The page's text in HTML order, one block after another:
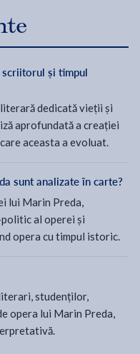
și timpul
dedicată vieții și
aprofundată a creației
aceasta a evoluat.
sunt analizate în carte?
lui Marin Preda,
al operei și
opera cu timpul istoric.
studenților,
opera lui Marin Preda,